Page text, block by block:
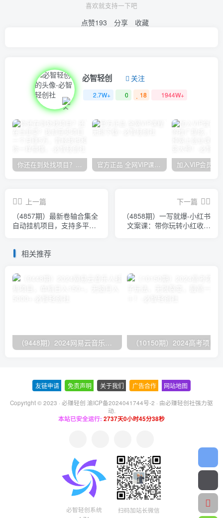
喜欢就支持一下吧
点赞193 分享 收藏
必智轻创 关注
2.7W+ 0 18 1944W+
你还在到处找项目？还在当韭菜？我却靠卖项目一个月赚5万，曾经我也和你一样懵懂。 官方正品 全网VIP课程 无损下载~
上一篇
（4857期）最新卷轴合集全
自动挂机项目，支持多平台
下一篇
（4858期）一写就爆-小红书
文案课：带你玩转小红收爆
相关推荐
友链申请 免责声明 关于我们 广告合作 网站地图
Copyright © 2023 · 必赚轻创 渝ICP备2024041744号-2 · 由必赚轻创社强力驱
动.
本站已安全运行: 2737天0小时45分38秒
必智轻创系统
扫码加站长微信